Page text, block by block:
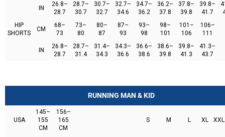
IN
26.8–
28.7
28.7–
30.7
30.7–
32.7
32.7–
34.6
34.7–
36.2
36.2–
37.8
37.8–
39.8
39.8–
41.7
HIP
SHORTS
CM
68–
73
73–
80
80–
87
87–
93
93–
98
98–
101
101–
106
106–
111
IN
26.8–
28.7
28.7–
31.4
31.4–
34.3
34.3–
36.6
36.6–
38.6
38.6–
39.8
39.8–
41.3
41.3–
43.7
RUNNING MAN & KID
USA
145–
155
CM
156–
165
CM
S M L XL XXL